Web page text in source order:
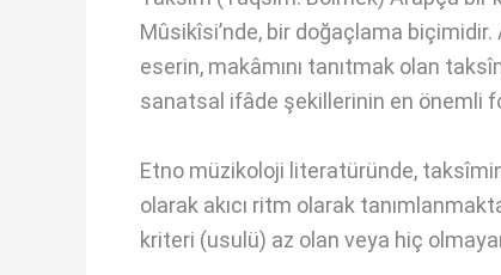
Mûsikîsi’nde, bir doğaçlama biçimidir.
eserin, makâmını tanıtmak olan
sanatsal ifâde şekillerinin en önemli
Etno müzikoloji literatüründe,
olarak akıcı ritm olarak
kriteri (usulü) az olan veya hiç